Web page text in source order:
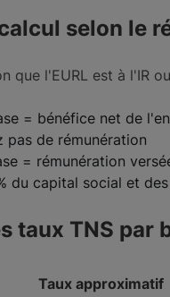
selon le
que l'EURL est à l'IR
= bénéfice net de
pas de rémunération
= rémunération
du capital social et
taux TNS par
Taux approximatif